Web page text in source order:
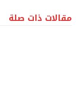
مقالات ذات صلة